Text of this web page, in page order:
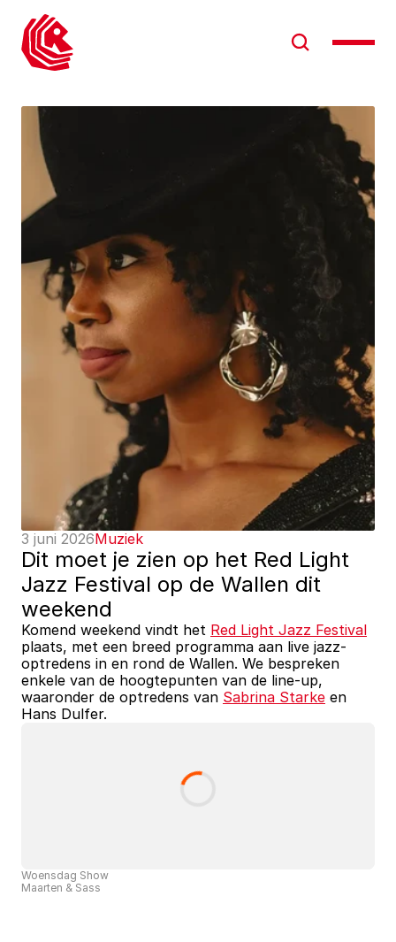
3 juni 2026Muziek
Dit moet je zien op het Red Light
Jazz Festival op de Wallen dit
weekend
Komend weekend vindt het Red Light Jazz Festival
plaats, met een breed programma aan live jazz-
optredens in en rond de Wallen. We bespreken
enkele van de hoogtepunten van de line-up,
waaronder de optredens van Sabrina Starke en
Hans Dulfer.
Woensdag Show
Maarten & Sass